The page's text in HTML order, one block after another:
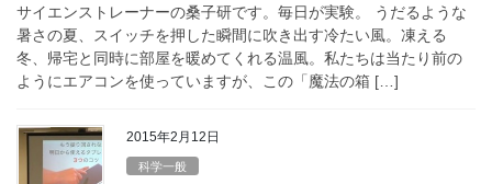
サイエンストレーナーの桑子研です。毎日が実験。 うだるような
暑さの夏、スイッチを押した瞬間に吹き出す冷たい風。凍える
冬、帰宅と同時に部屋を暖めてくれる温風。私たちは当たり前の
ようにエアコンを使っていますが、この「魔法の箱 […]
2015年2月12日
科学一般